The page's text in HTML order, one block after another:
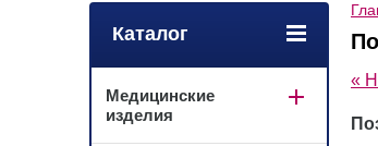
«
Каталог
Медицинские
изделия